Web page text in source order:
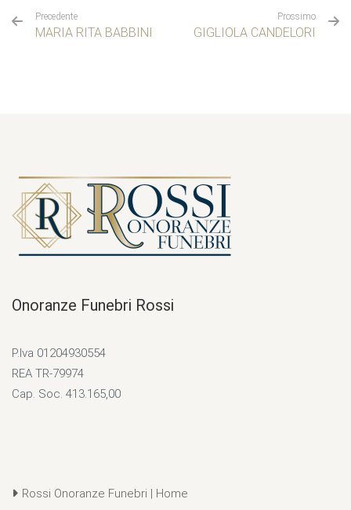
Precedente
MARIA RITA BABBINI
Prossimo
GIGLIOLA CANDELORI
Onoranze Funebri Rossi
P.Iva 01204930554
REA TR-79974
Cap. Soc. 413.165,00
Rossi Onoranze Funebri | Home